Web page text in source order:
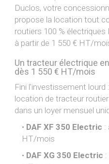
Duclos, votre
propose la location tout
routiers 100 % électriques
à partir de 1 550 € HT/
Un tracteur électrique
dès 1 550 € HT/mois
Fini l'investissement
location de tracteur
dans un loyer mensuel
DAF XF 350 Electric :
HT/mois
DAF XG 350 Electric